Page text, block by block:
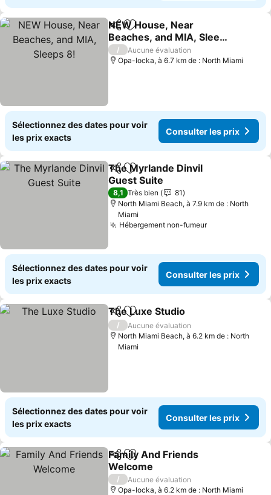
PartagerAjouter à mes favoris
NEW House, Near
Beaches, and MIA, Sleeps
8!/
Aucune évaluation
Opa-locka, à 6.7 km de : North Miami
Sélectionnez des dates pour voir
les prix exacts
Consulter les prix
PartagerAjouter à mes favoris
The Myrlande Dinvil
Guest Suite
8,1 Très bien
81
North Miami Beach, à 7.9 km de : North
Miami
Hébergement non-fumeur
Sélectionnez des dates pour voir
les prix exacts
Consulter les prix
PartagerAjouter à mes favoris
The Luxe Studio
/
Aucune évaluation
North Miami Beach, à 6.2 km de : North
Miami
Sélectionnez des dates pour voir
les prix exacts
Consulter les prix
PartagerAjouter à mes favoris
Family And Friends
Welcome
/
Aucune évaluation
Opa-locka, à 6.2 km de : North Miami